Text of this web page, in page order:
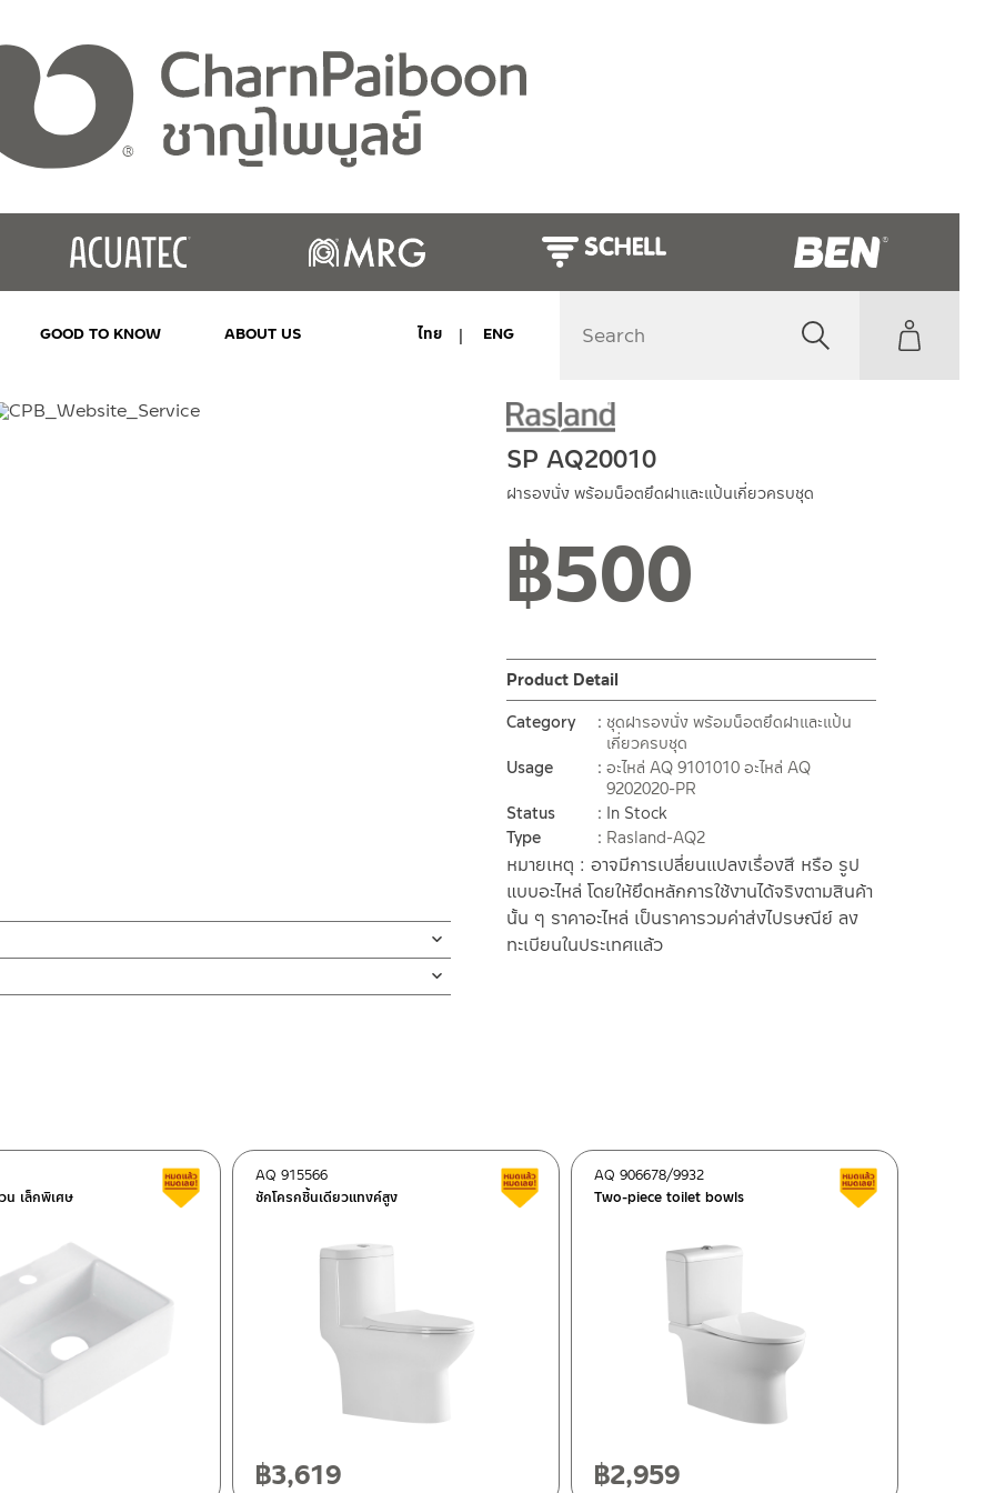
GOOD TO KNOW ABOUT US ไทย ENG
SP AQ20010
ฝารองนั่ง พร้อมน็อตยึดฝาและแป้นเกี่ยวครบชุด
฿500
Product Detail
Category
ชุดฝารองนั่ง พร้อมน็อตยึดฝาและแป้น
เกี่ยวครบชุด
Usage
อะไหล่ AQ 9101010 อะไหล่ AQ
9202020-PR
Status
In Stock
Type
Rasland-AQ2
หมายเหตุ : อาจมีการเปลี่ยนแปลงเรื่องสี หรือ รูป
แบบอะไหล่ โดยให้ยึดหลักการใช้งานได้จริงตามสินค้า
นั้น ๆ ราคาอะไหล่ เป็นราคารวมค่าส่งไปรษณีย์ ลง
ทะเบียนในประเทศแล้ว
10120
น เล็กพิเศษ
Clearance sale
ชักโครกชิ้นเดียวแทงค์สูง
AQ 915566 Clearance sale
฿3,619
Two-piece toilet bowls
AQ 906678/9932
฿2,959